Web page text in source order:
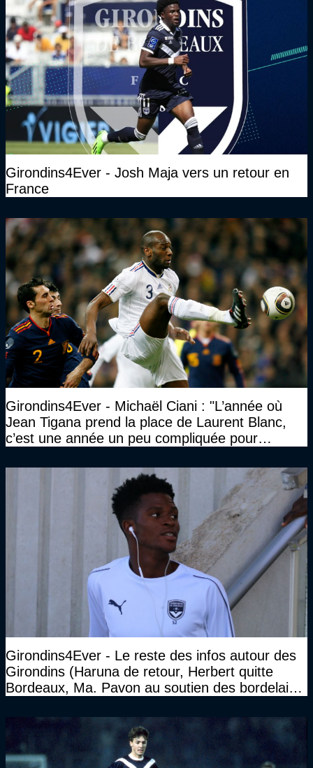
Girondins4Ever - Josh Maja vers un retour en
France
Girondins4Ever - Michaël Ciani : "L’année où
Jean Tigana prend la place de Laurent Blanc,
c’est une année un peu compliquée pour
Girondins4Ever - Le reste des infos autour des
Girondins (Haruna de retour, Herbert quitte
Bordeaux, Ma. Pavon au soutien des bordelais,